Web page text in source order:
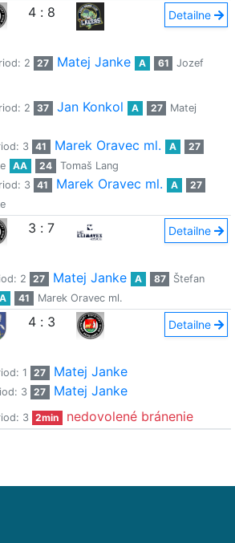
4 : 8 Detailne
2 27 Matej Janke A 61
Jozef
2 37 Jan Konkol A 27
Matej
3 41 Marek Oravec ml. A
27
AA 24
Tomaš Lang
3 41 Marek Oravec ml. A
27
3 : 7 Detailne
2 27 Matej Janke A 87
Štefan
41 Marek Oravec ml.
4 : 3 Detailne
1 27 Matej Janke
3 27 Matej Janke
3 2min nedovolené bránenie